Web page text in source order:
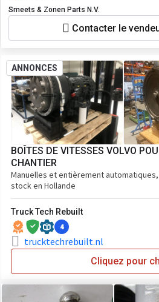
Smeets & Zonen Parts N.V.
Contacter le
ANNONCES
BOÎTES DE VITESSES VOLVO
CHANTIER
Manuelles et entièrement
stock en Hollande
Truck Tech Rebuilt
4
trucktechrebuilt.nl
Cliquez pour